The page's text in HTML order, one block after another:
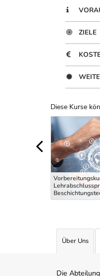
ZIELE
Diese Kurse
Uber
Über Uns
Die